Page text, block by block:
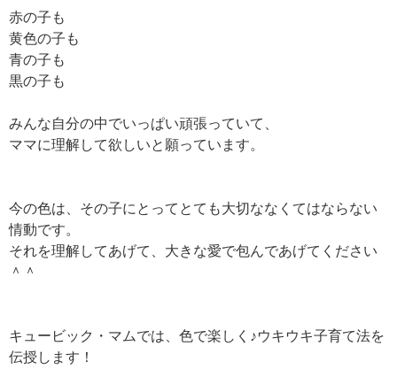
赤の子も
黄色の子も
青の子も
黒の子も
みんな自分の中でいっぱい頑張っていて、
ママに理解して欲しいと願っています。
今の色は、その子にとってとても大切ななくてはならない
情動です。
それを理解してあげて、大きな愛で包んであげてください
＾＾
キュービック・マムでは、色で楽しく♪ウキウキ子育て法を
伝授します！